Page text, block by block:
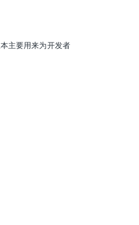
主要用来为开发者